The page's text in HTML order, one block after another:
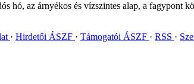
hó, az árnyékos és vízszintes alap, a
Hirdetői ÁSZF Támogatói ÁSZF RSS